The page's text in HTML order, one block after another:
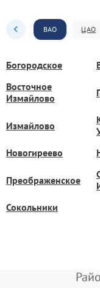
ВАО ЦАО
Богородское
Восточное
Измайлово
Измайлово
Новогиреево
Преображенское
Сокольники